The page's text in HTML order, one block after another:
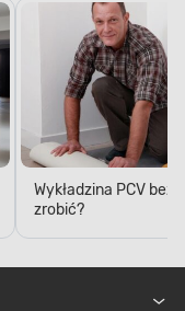
Wykładzina PCV bez
zrobić?